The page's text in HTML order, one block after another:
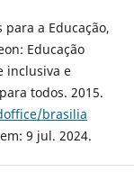
para a Educação,
Educação
inclusiva e
todos. 2015.
brasilia
9 jul. 2024.